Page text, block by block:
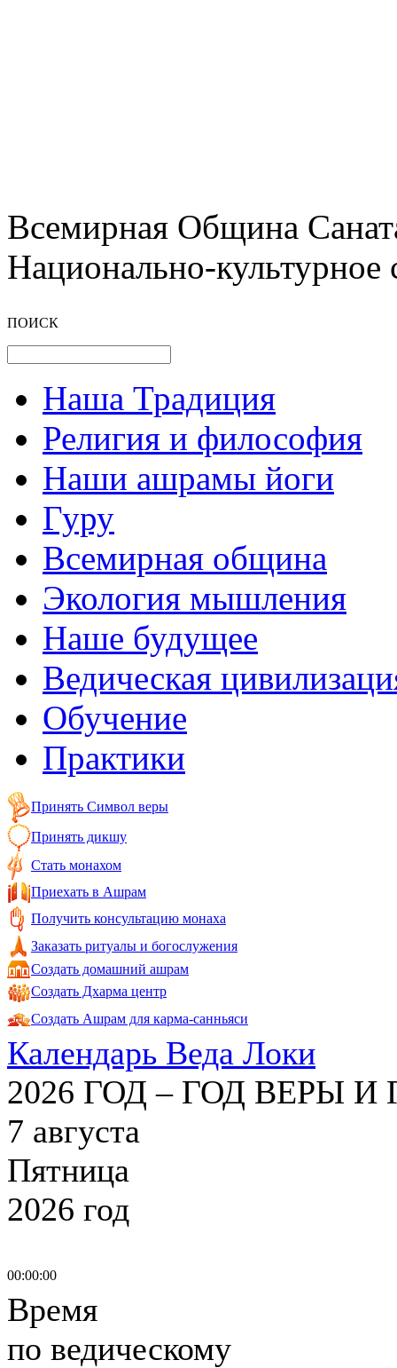
Всемирная Община
Национально-культурное
ПОИСК
Наша Традиция
Религия и философия
Наши ашрамы йоги
Гуру
Всемирная община
Экология мышления
Наше будущее
Ведическая
Обучение
Практики
Принять Символ веры
Принять дикшу
Стать монахом
Приехать в Ашрам
Получить консультацию монаха
Заказать ритуалы и богослужения
Создать домашний ашрам
Создать Дхарма центр
Создать Ашрам для карма-санньяси
Календарь Веда Локи
2026 ГОД – ГОД ВЕРЫ
7 августа
Пятница
2026 год
00:00:00
Время
по ведическому